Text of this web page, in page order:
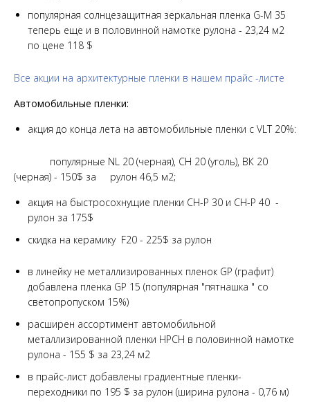
популярная солнцезащитная зеркальная пленка G-M 35
теперь еще и в половинной намотке рулона - 23,24 м2
по цене 118 $
Все акции на архитектурные пленки в нашем прайс -листе
Автомобильные пленки:
акция до конца лета на автомобильные пленки с VLT 20%:
популярные NL 20 (черная), СН 20 (уголь), ВК 20
(черная) - 150$ за рулон 46,5 м2;
акция на быстросохнущие пленки СН-Р 30 и СН-Р 40 -
рулон за 175$
скидка на керамику F20 - 225$ за рулон
в линейку не металлизированных пленок GP (графит)
добавлена пленка GP 15 (популярная "пятнашка " со
светопропуском 15%)
расширен ассортимент автомобильной
металлизированной пленки HPCH в половинной намотке
рулона - 155 $ за 23,24 м2
в прайс-лист добавлены градиентные пленки-
переходники по 195 $ за рулон (ширина рулона - 0,76 м)